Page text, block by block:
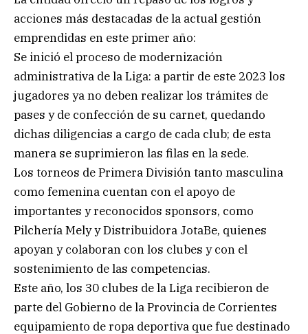
acciones más destacadas de la actual gestión
emprendidas en este primer año:
Se inició el proceso de modernización
administrativa de la Liga: a partir de este 2023 los
jugadores ya no deben realizar los trámites de
pases y de confección de su carnet, quedando
dichas diligencias a cargo de cada club; de esta
manera se suprimieron las filas en la sede.
Los torneos de Primera División tanto masculina
como femenina cuentan con el apoyo de
importantes y reconocidos sponsors, como
Pilchería Mely y Distribuidora JotaBe, quienes
apoyan y colaboran con los clubes y con el
sostenimiento de las competencias.
Este año, los 30 clubes de la Liga recibieron de
parte del Gobierno de la Provincia de Corrientes
equipamiento de ropa deportiva que fue destinado